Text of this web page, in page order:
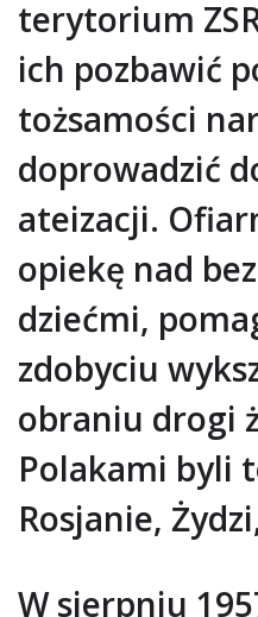
terytorium
ich pozbawić
tożsamości
doprowadzić
ateizacji.
opiekę nad
dziećmi,
zdobyciu
obraniu drogi
Polakami byli
Rosjanie,
W sierpniu